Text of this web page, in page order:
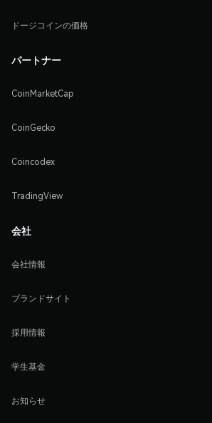
ドージコインの価格
パートナー
CoinMarketCap
CoinGecko
Coincodex
TradingView
会社
会社情報
ブランドサイト
採用情報
学生基金
お知らせ